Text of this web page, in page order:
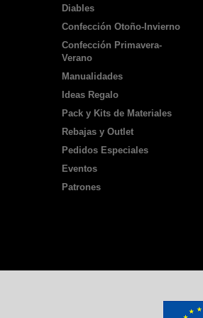
Diables
Confección Otoño-Invierno
Confección Primavera-
Verano
Manualidades
Ideas Regalo
Pack y Kits de Materiales
Rebajas y Outlet
Pedidos Especiales
Eventos
Patrones